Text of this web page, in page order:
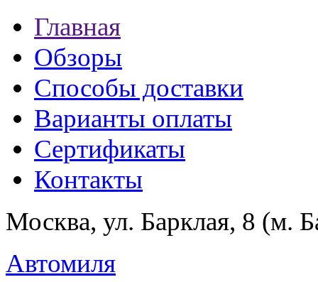
Главная
Обзоры
Способы доставки
Варианты оплаты
Сертификаты
Контакты
Москва, ул. Барклая, 8 (м.
Автомиля